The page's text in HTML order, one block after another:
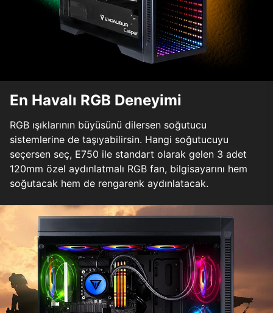
En Havalı RGB Deneyimi
RGB ışıklarının büyüsünü dilersen soğutucu
sistemlerine de taşıyabilirsin. Hangi soğutucuyu
seçersen seç, E750 ile standart olarak gelen 3 adet
120mm özel aydınlatmalı RGB fan, bilgisayarını hem
soğutacak hem de rengarenk aydınlatacak.